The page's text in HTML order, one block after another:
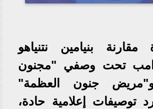
بنيامين نتنياهو
تحت وصفي "مجنون
جنون العظمة"
توصيفات إعلامية حادة،